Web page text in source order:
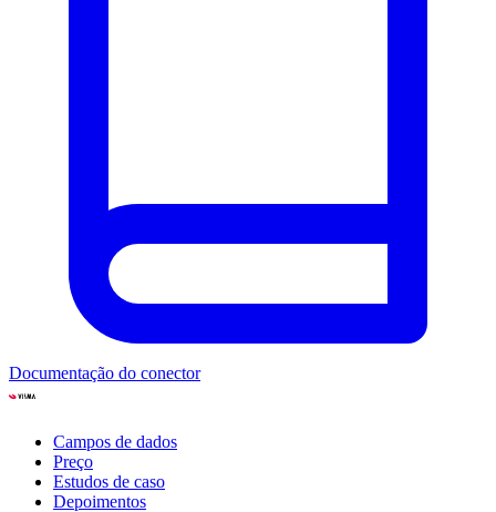
Documentação do conector
Campos de dados
Preço
Estudos de caso
Depoimentos